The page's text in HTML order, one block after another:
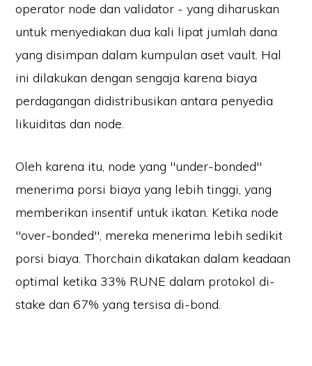
operator node dan validator - yang diharuskan
untuk menyediakan dua kali lipat jumlah dana
yang disimpan dalam kumpulan aset vault. Hal
ini dilakukan dengan sengaja karena biaya
perdagangan didistribusikan antara penyedia
likuiditas dan node.
Oleh karena itu, node yang "under-bonded"
menerima porsi biaya yang lebih tinggi, yang
memberikan insentif untuk ikatan. Ketika node
"over-bonded", mereka menerima lebih sedikit
porsi biaya. Thorchain dikatakan dalam keadaan
optimal ketika 33% RUNE dalam protokol di-
stake dan 67% yang tersisa di-bond.